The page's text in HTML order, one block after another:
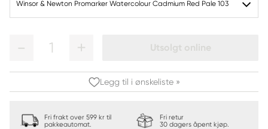
Winsor & Newton Promarker Watercolour Cadmium Red Pale 103
1 Utsolgt online
Legg til i ønskeliste »
Fri frakt over 599 kr til
pakkeautomat.
Fri retur
30 dagers åpent kjøp.